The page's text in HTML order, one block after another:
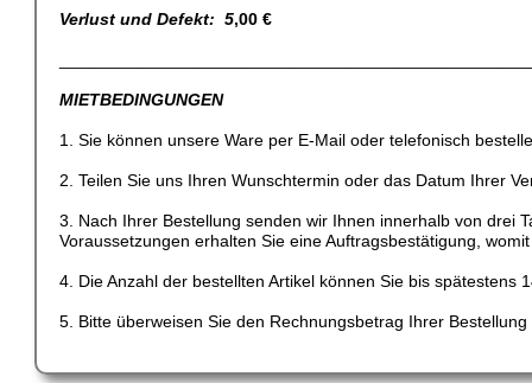
Verlust und Defekt: 5,00 €
MIETBEDINGUNGEN
1. Sie können unsere Ware per E-Mail oder telefonisch
2. Teilen Sie uns Ihren Wunschtermin oder das Datum Ihrer
3. Nach Ihrer Bestellung senden wir Ihnen innerhalb von drei
Voraussetzungen erhalten Sie eine Auftragsbestätigung,
4. Die Anzahl der bestellten Artikel können Sie bis spätestens
5. Bitte überweisen Sie den Rechnungsbetrag Ihrer